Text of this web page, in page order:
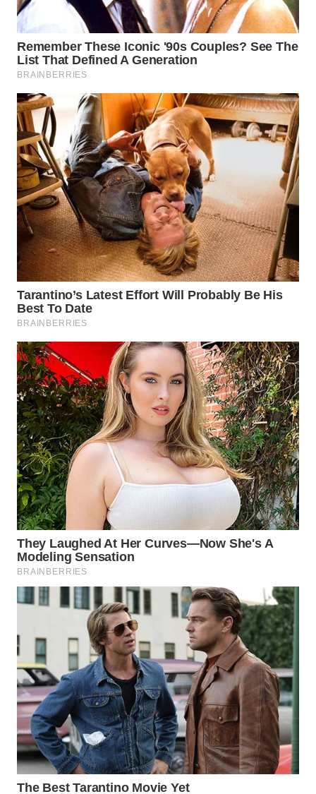
WN
WN
CIREBON
WN
INDRAMAYU
WN
KUNINGAN
WN
MAJALENGKA
WN
SUBANG
WN
WN
PURWAKARTA
WN
PRIANGAN
TIMUR
WN
SEMARANG
WN
SOLO
WN
BOROBUDUR
WN
MADURA
WN
SURABAYA
WN
NATUNA